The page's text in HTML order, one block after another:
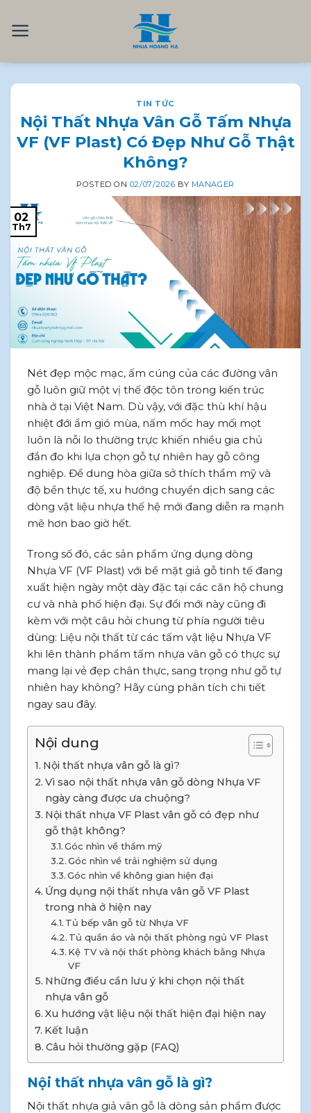
TIN TỨC
Nội Thất Nhựa Vân Gỗ Tấm Nhựa
VF (VF Plast) Có Đẹp Như Gỗ Thật
Không?
POSTED ON 02/07/2026 BY MANAGER
02
Th7
Nét đẹp mộc mạc, ấm cúng của các đường vân
gỗ luôn giữ một vị thế độc tôn trong kiến trúc
nhà ở tại Việt Nam. Dù vậy, với đặc thù khí hậu
nhiệt đới ẩm gió mùa, nấm mốc hay mối mọt
luôn là nỗi lo thường trực khiến nhiều gia chủ
đắn đo khi lựa chọn gỗ tự nhiên hay gỗ công
nghiệp. Để dung hòa giữa sở thích thẩm mỹ và
độ bền thực tế, xu hướng chuyển dịch sang các
dòng vật liệu nhựa thế hệ mới đang diễn ra mạnh
mẽ hơn bao giờ hết.
Trong số đó, các sản phẩm ứng dụng dòng
Nhựa VF (VF Plast) với bề mặt giả gỗ tinh tế đang
xuất hiện ngày một dày đặc tại các căn hộ chung
cư và nhà phố hiện đại. Sự đổi mới này cũng đi
kèm với một câu hỏi chung từ phía người tiêu
dùng: Liệu nội thất từ các tấm vật liệu Nhựa VF
khi lên thành phẩm tấm nhựa vân gỗ có thực sự
mang lại vẻ đẹp chân thực, sang trọng như gỗ tự
nhiên hay không? Hãy cùng phân tích chi tiết
ngay sau đây.
Nội dung
Nội thất nhựa vân gỗ là gì?
Vì sao nội thất nhựa vân gỗ dòng Nhựa VF
ngày càng được ưa chuộng?
Nội thất nhựa VF Plast vân gỗ có đẹp như
gỗ thật không?
Góc nhìn về thẩm mỹ
Góc nhìn về trải nghiệm sử dụng
Góc nhìn về không gian hiện đại
Ứng dụng nội thất nhựa vân gỗ VF Plast
trong nhà ở hiện nay
Tủ bếp vân gỗ từ Nhựa VF
Tủ quần áo và nội thất phòng ngủ VF Plast
Kệ TV và nội thất phòng khách bằng Nhựa
VF
Những điều cần lưu ý khi chọn nội thất
nhựa vân gỗ
Xu hướng vật liệu nội thất hiện đại hiện nay
Kết luận
Câu hỏi thường gặp (FAQ)
Nội thất nhựa vân gỗ là gì?
Nội thất nhựa giả vân gỗ là dòng sản phẩm được